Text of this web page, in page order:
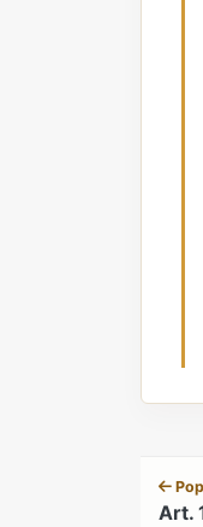
Art.